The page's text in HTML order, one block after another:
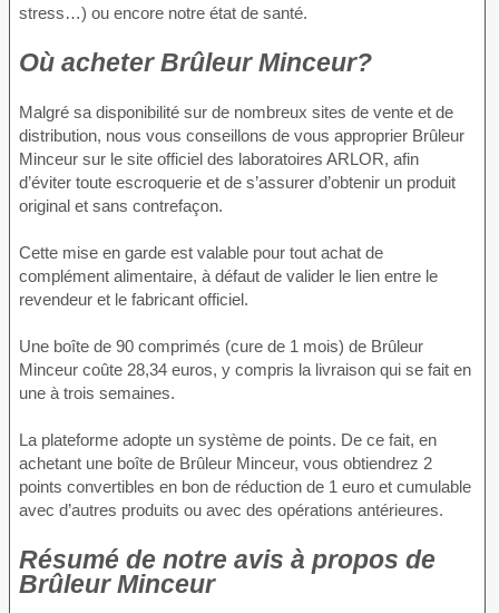
stress…) ou encore notre état de santé.
Où acheter Brûleur Minceur?
Malgré sa disponibilité sur de nombreux sites de vente et de
distribution, nous vous conseillons de vous approprier Brûleur
Minceur sur le site officiel des laboratoires ARLOR, afin
d’éviter toute escroquerie et de s’assurer d’obtenir un produit
original et sans contrefaçon.
Cette mise en garde est valable pour tout achat de
complément alimentaire, à défaut de valider le lien entre le
revendeur et le fabricant officiel.
Une boîte de 90 comprimés (cure de 1 mois) de Brûleur
Minceur coûte 28,34 euros, y compris la livraison qui se fait en
une à trois semaines.
La plateforme adopte un système de points. De ce fait, en
achetant une boîte de Brûleur Minceur, vous obtiendrez 2
points convertibles en bon de réduction de 1 euro et cumulable
avec d’autres produits ou avec des opérations antérieures.
Résumé de notre avis à propos de
Brûleur Minceur